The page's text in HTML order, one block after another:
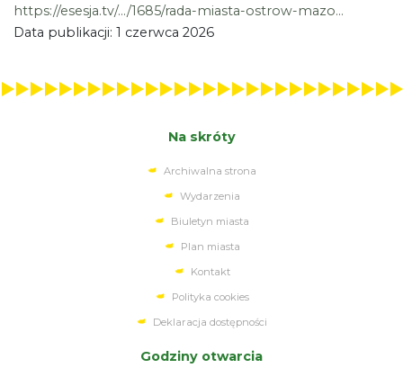
https://esesja.tv/.../1685/rada-miasta-ostrow-mazo...
Data publikacji: 1 czerwca 2026
Na skróty
Archiwalna strona
Wydarzenia
Biuletyn miasta
Plan miasta
Kontakt
Polityka cookies
Deklaracja dostępności
Godziny otwarcia